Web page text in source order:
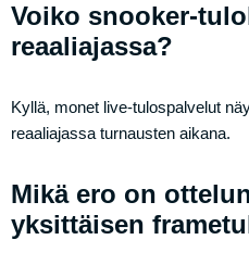
Voiko snooker-
reaaliajassa?
Kyllä, monet live-tulospalvelut
reaaliajassa turnausten aikana.
Mikä ero on
yksittäisen